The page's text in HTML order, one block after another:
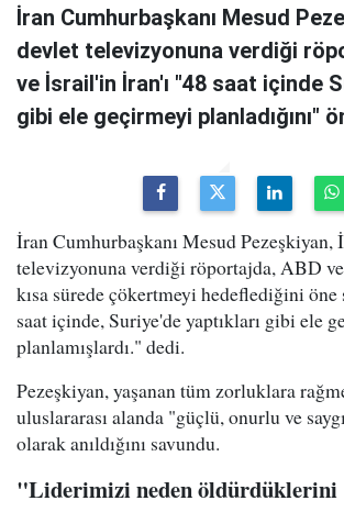
İran Cumhurbaşkanı Mesud
devlet televizyonuna verdiği
ve İsrail'in İran'ı "48 saat içinde
gibi ele geçirmeyi planladığını"
İran Cumhurbaşkanı Mesud Pezeşkiyan,
televizyonuna verdiği röportajda, ABD
kısa sürede çökertmeyi hedeflediğini
saat içinde, Suriye'de yaptıkları gibi ele
planlamışlardı." dedi.
Pezeşkiyan, yaşanan tüm zorluklara
uluslararası alanda "güçlü, onurlu ve
olarak anıldığını savundu.
"Liderimizi neden öldürdüklerini